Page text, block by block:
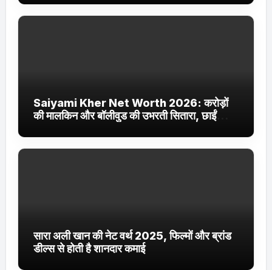
Saiyami Kher Net Worth 2026: करोड़ों
की मालकिन और बॉलीवुड की उभरती सितारा, छाईं
सारा अली खान की नेट वर्थ 2025, फिल्मों और ब्रांड
डील्स से होती है शानदार कमाई